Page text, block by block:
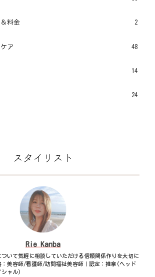
料金 2
ア 48
14
24
スタイリスト
Rie Kanba
いて気軽に相談していただける信頼関係作りを大切に
：美容師/看護師/訪問福祉美容師｜認定：推拿(ヘッド
シャル)